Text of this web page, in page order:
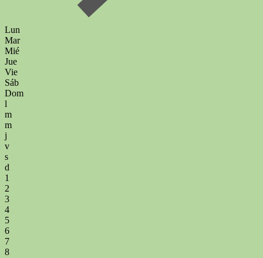
Lun
Mar
Mié
Jue
Vie
Sáb
Dom
l
m
m
j
v
s
d
1
2
3
4
5
6
7
8